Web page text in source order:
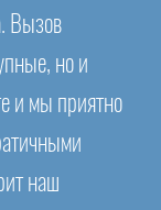
Вызов
но и
и мы приятно
наш